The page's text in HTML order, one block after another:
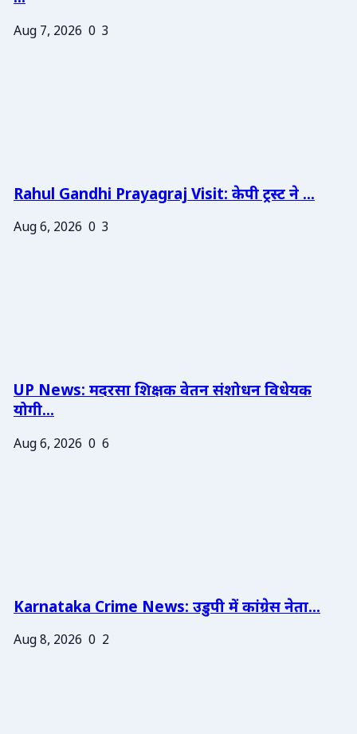
Aug 7, 2026 0 3
Rahul Gandhi Prayagraj Visit: केपी ट्रस्ट ने ...
Aug 6, 2026 0 3
UP News: मदरसा शिक्षक वेतन संशोधन विधेयक
योगी...
Aug 6, 2026 0 6
Karnataka Crime News: उडुपी में कांग्रेस नेता...
Aug 8, 2026 0 2